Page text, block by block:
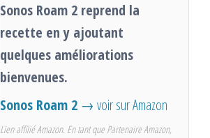
Sonos Roam 2 reprend la
recette en y ajoutant
quelques améliorations
bienvenues.
Sonos Roam 2 → voir sur Amazon
Lien affilié Amazon. En tant que Partenaire Amazon,